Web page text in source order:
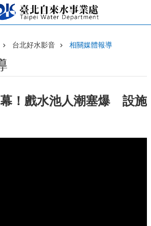
台北好水影音 相關媒體報導
！戲水池人潮塞爆 設施